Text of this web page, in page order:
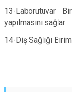
13-Laborutuvar
yapılmasını sağlar
14-Diş Sağlığı